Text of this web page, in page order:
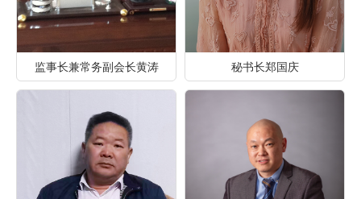
监事长兼常务副会长黄涛 秘书长郑国庆